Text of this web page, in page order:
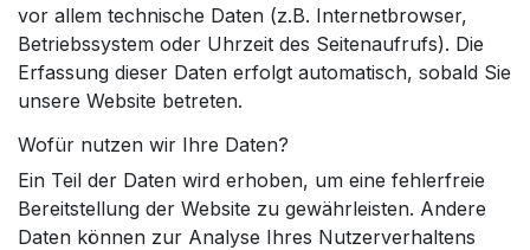
vor allem technische Daten (z.B. Internetbrowser,
Betriebssystem oder Uhrzeit des Seitenaufrufs). Die
Erfassung dieser Daten erfolgt automatisch, sobald Sie
unsere Website betreten.
Wofür nutzen wir Ihre Daten?
Ein Teil der Daten wird erhoben, um eine fehlerfreie
Bereitstellung der Website zu gewährleisten. Andere
Daten können zur Analyse Ihres Nutzerverhaltens